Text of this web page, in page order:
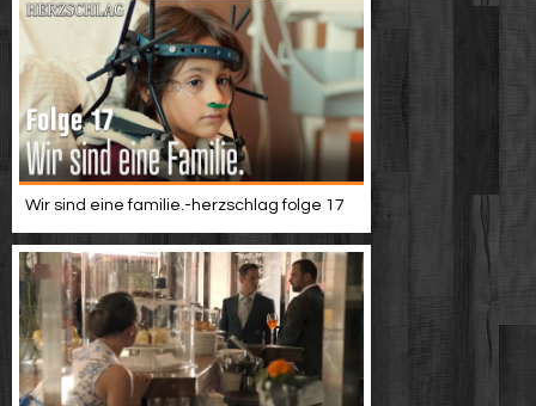
Wir sind eine familie.-herzschlag folge 17